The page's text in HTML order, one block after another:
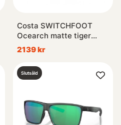
Costa SWITCHFOOT
Ocearch matte tiger
shark - green mirror
580P
2139 kr
Slutsåld